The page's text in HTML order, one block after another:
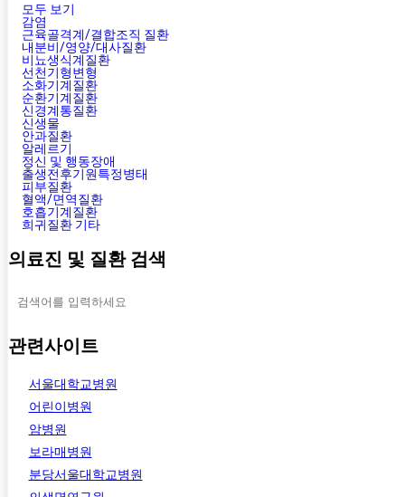
모두 보기
감염
근육골격계/결합조직 질환
내분비/영양/대사질환
비뇨생식계질환
선천기형변형
소화기계질환
순환기계질환
신경계통질환
신생물
안과질환
알레르기
정신 및 행동장애
출생전후기원특정병태
피부질환
혈액/면역질환
호흡기계질환
희귀질환 기타
의료진 및 질환 검색
관련사이트
서울대학교병원
어린이병원
암병원
보라매병원
분당서울대학교병원